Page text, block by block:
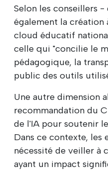
Selon les conseillers
également la création
cloud éducatif
celle qui "concilie le
pédagogique, la
public des outils
Une autre dimension
recommandation du
de l'IA pour soutenir
Dans ce contexte, les
nécessité de veiller à
ayant un impact